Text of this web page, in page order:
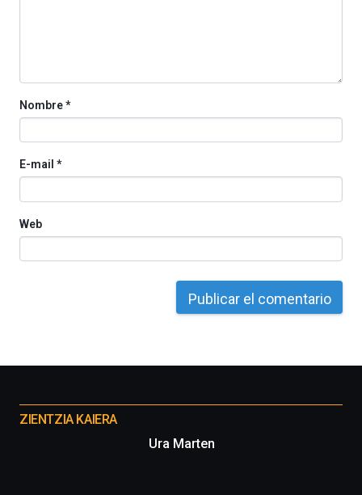
Nombre*
E-mail *
Web
proyectos
ZIENTZIA KAIERA
Ura Marten